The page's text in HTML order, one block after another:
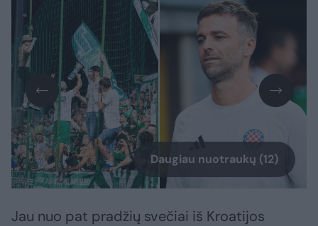
Daugiau nuotraukų (12)
Jau nuo pat pradžių svečiai iš Kroatijos